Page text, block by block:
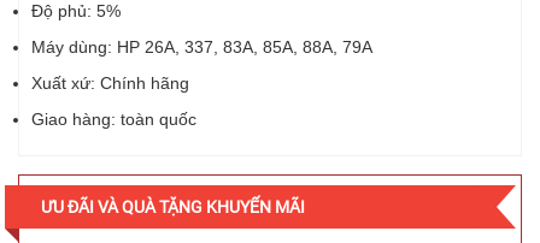
Độ phủ: 5%
Máy dùng: HP 26A, 337, 83A, 85A, 88A, 79A
Xuất xứ: Chính hãng
Giao hàng: toàn quốc
ƯU ĐÃI VÀ QUÀ TẶNG KHUYẾN MÃI